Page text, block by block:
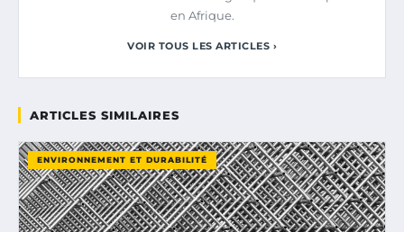
en Afrique.
VOIR TOUS LES ARTICLES ›
ARTICLES SIMILAIRES
ENVIRONNEMENT ET DURABILITÉ